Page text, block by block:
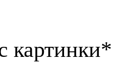
картинки*